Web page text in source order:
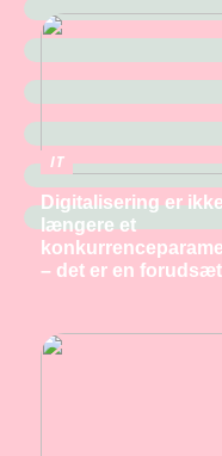
IT
Digitalisering er
længere et
– det er en